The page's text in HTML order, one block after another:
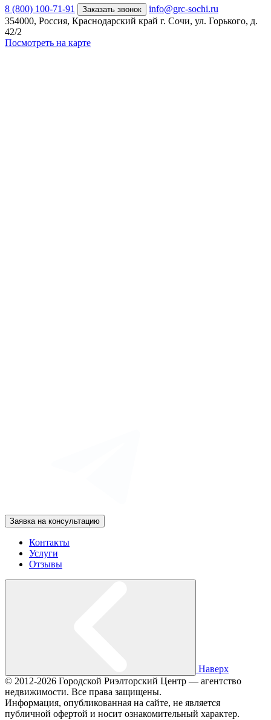
8 (800) 100-71-91 Заказать звонок
info@grc-sochi.ru
354000, Россия, Краснодарский край г. Сочи, ул. Горького, д.
42/2
Посмотреть на карте
Заявка на консультацию
Контакты
Услуги
Отзывы
Наверх
© 2012-2026 Городской Риэлторский Центр — агентство
недвижимости. Все права защищены.
Информация, опубликованная на сайте, не является
публичной офертой и носит ознакомительный характер.